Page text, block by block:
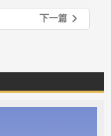
下一篇